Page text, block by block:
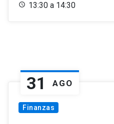
13:30 a 14:30
31 AGO
Finanzas